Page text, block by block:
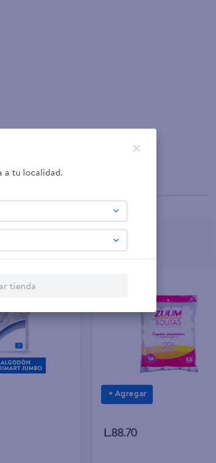
+ Agregar
L.88.70
a tu localidad.
tienda